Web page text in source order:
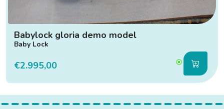
Babylock gloria demo model
Baby Lock
€2.995,00